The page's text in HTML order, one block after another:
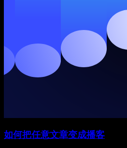
如何把任意文章变成播客